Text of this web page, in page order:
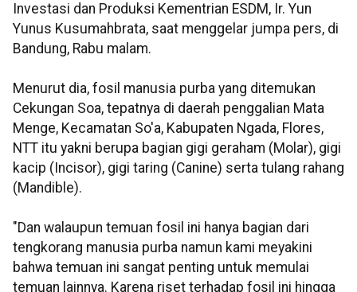
Investasi dan Produksi Kementrian ESDM, Ir. Yun
Yunus Kusumahbrata, saat menggelar jumpa pers, di
Bandung, Rabu malam.
Menurut dia, fosil manusia purba yang ditemukan
Cekungan Soa, tepatnya di daerah penggalian Mata
Menge, Kecamatan So'a, Kabupaten Ngada, Flores,
NTT itu yakni berupa bagian gigi geraham (Molar), gigi
kacip (Incisor), gigi taring (Canine) serta tulang rahang
(Mandible).
"Dan walaupun temuan fosil ini hanya bagian dari
tengkorang manusia purba namun kami meyakini
bahwa temuan ini sangat penting untuk memulai
temuan lainnya. Karena riset terhadap fosil ini hingga